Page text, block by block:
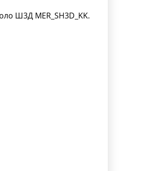
Ш3Д MER_SH3D_KK.